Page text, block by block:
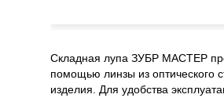
Складная лупа ЗУБР МАСТЕР
помощью линзы из оптического
изделия. Для удобства